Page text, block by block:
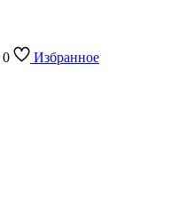
0 Избранное